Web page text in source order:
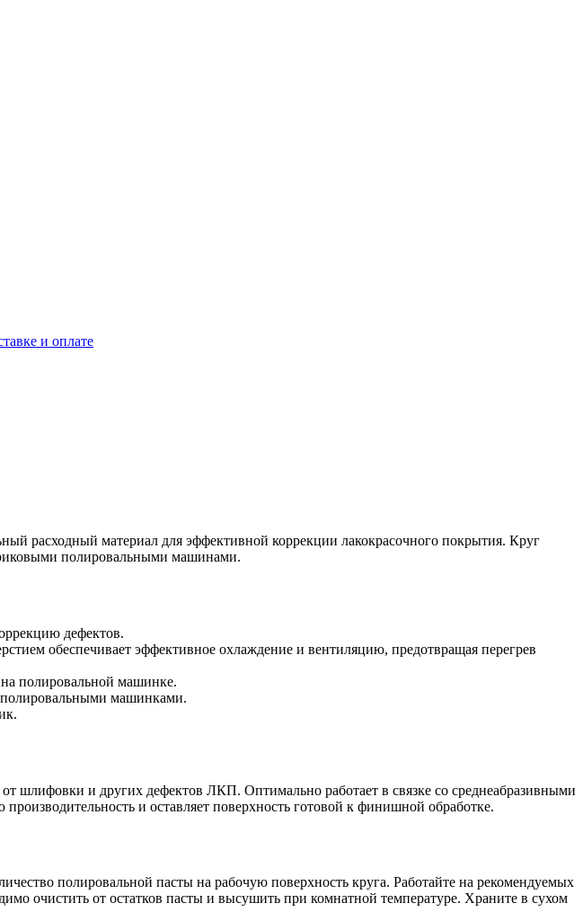
и оплате
расходный материал для эффективной коррекции лакокрасочного покрытия. Круг
полировальными машинами.
дефектов.
обеспечивает эффективное охлаждение и вентиляцию, предотвращая перегрев
полировальной машинке.
полировальными машинками.
шлифовки и других дефектов ЛКП. Оптимально работает в связке со среднеабразивными
и оставляет поверхность готовой к финишной обработке.
полировальной пасты на рабочую поверхность круга. Работайте на рекомендуемых
очистить от остатков пасты и высушить при комнатной температуре. Храните в сухом